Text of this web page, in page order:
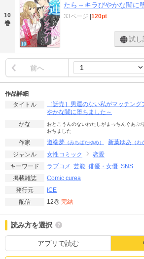
10
巻
たら～キラびやかな闇に
33ページ |120pt
試し
前へ
作品詳細
タイトル
［話売］男運のない私がマッチン
やかな闇に堕ちました～
かな
おとこうんのないわたしがまっちんぐあぷ
おちました
作家 道端夢 （みちばたゆめ） 新葉ゆあ （わ
ジャンル
女性コミック
恋愛
キーワード
ラブコメ 芸能 俳優・女優 SNS
掲載雑誌
Comic curea
発行元
ICE
配信
12巻 完結
読み方を選択
アプリで読む